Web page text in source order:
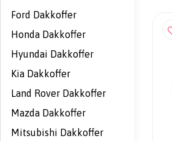
Ford Dakkoffer
Honda Dakkoffer
Hyundai Dakkoffer
Kia Dakkoffer
Land Rover Dakkoffer
Mazda Dakkoffer
Mitsubishi Dakkoffer